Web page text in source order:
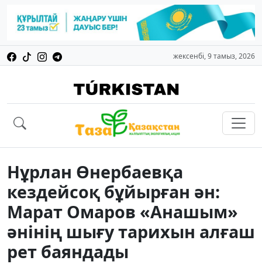
жексенбі, 9 тамыз, 2026
Нұрлан Өнербаевқа
кездейсоқ бұйырған ән:
Марат Омаров «Анашым»
әнінің шығу тарихын алғаш
рет баяндады